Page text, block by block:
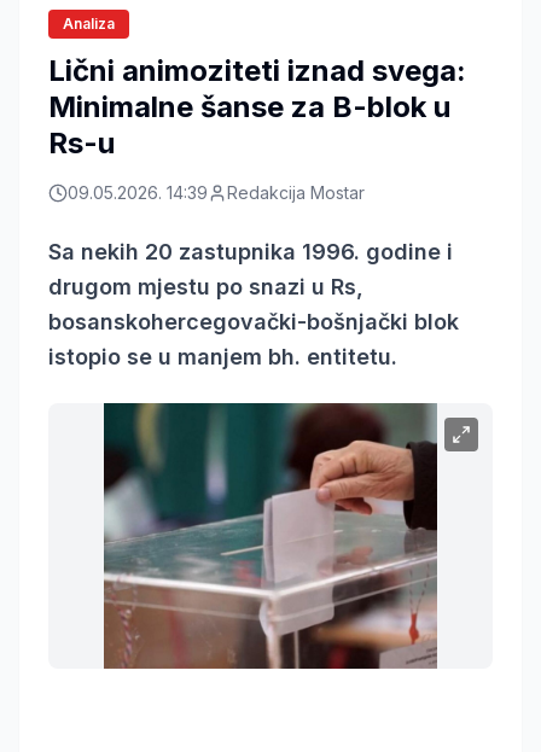
Analiza
Lični animoziteti iznad svega:
Minimalne šanse za B-blok u
Rs-u
09.05.2026. 14:39 Redakcija Mostar
Sa nekih 20 zastupnika 1996. godine i
drugom mjestu po snazi u Rs,
bosanskohercegovački-bošnjački blok
istopio se u manjem bh. entitetu.